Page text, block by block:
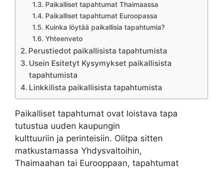
Paikalliset tapahtumat Thaimaassa
Paikalliset tapahtumat Euroopassa
Kuinka löytää paikallisia tapahtumia?
Yhteenveto
Perustiedot paikallisista tapahtumista
Usein Esitetyt Kysymykset paikallisista
tapahtumista
Linkkilista paikallisista tapahtumista
Paikalliset tapahtumat ovat loistava tapa
tutustua uuden kaupungin
kulttuuriin ja perinteisiin. Olitpa sitten
matkustamassa Yhdysvaltoihin,
Thaimaahan tai Eurooppaan, tapahtumat